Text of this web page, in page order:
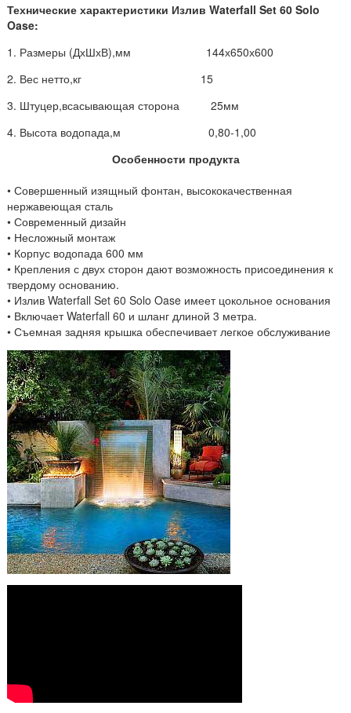
Технические характеристики Излив Waterfall Set 60 Solo
Oase:
1. Размеры (ДхШхВ),мм 144х650х600
2. Вес нетто,кг 15
3. Штуцер,всасывающая сторона 25мм
4. Высота водопада,м 0,80-1,00
Особенности продукта
• Совершенный изящный фонтан, высококачественная
нержавеющая сталь
• Современный дизайн
• Несложный монтаж
• Корпус водопада 600 мм
• Крепления с двух сторон дают возможность присоединения к
твердому основанию.
• Излив Waterfall Set 60 Solo Oase имеет цокольное основания
• Включает Waterfall 60 и шланг длиной 3 метра.
• Съемная задняя крышка обеспечивает легкое обслуживание